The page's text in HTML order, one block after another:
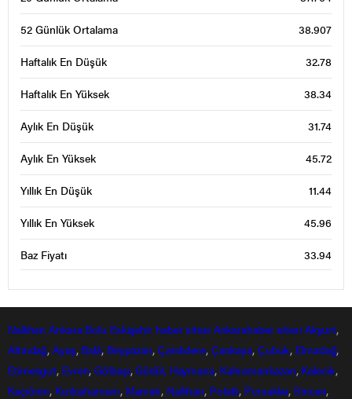
52 Günlük Ortalama 38.907
Haftalık En Düşük 32.78
Haftalık En Yüksek 38.34
Aylık En Düşük 31.74
Aylık En Yüksek 45.72
Yıllık En Düşük 11.44
Yıllık En Yüksek 45.96
Baz Fiyatı 33.94
Nallıhan Ankara Bolu Eskişehir haber sitesi Ankarahabersitesi Akyurt,
Altındağ,Ayaş, Balâ, Beypazarı, Çamlıdere, Çankaya, Çubuk, Elmadağ,
Etimesgut, Evren,Gölbaşı,Güdül, Haymana, Kahramankazan, Kalecik,
Keçiören, Kızılcahamam, Mamak, Nallıhan, Polatlı, Pursaklar,Sincan,